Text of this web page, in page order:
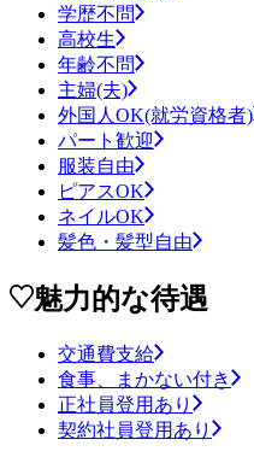
学歴不問
高校生
年齢不問
主婦(夫)
外国人OK(就労資格者)
パート歓迎
服装自由
ピアスOK
ネイルOK
髪色・髪型自由
魅力的な待遇
交通費支給
食事、まかない付き
正社員登用あり
契約社員登用あり